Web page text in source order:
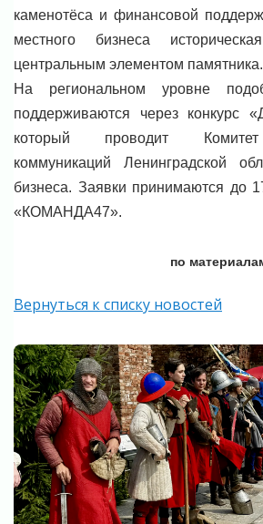
каменотёса и финансовой
местного бизнеса
центральным элементом памятника.
На региональном уровне
поддерживаются через конкурс
который проводит
коммуникаций Ленинградской
бизнеса. Заявки принимаются до
«КОМАНДА47».
по
Вернуться к списку новостей